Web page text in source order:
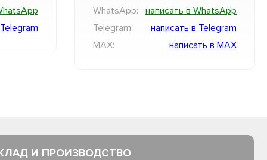
WhatsApp:
написать в WhatsApp
Telegram:
написать в Telegram
MAX:
написать в MAX
И ПРОИЗВОДСТВО